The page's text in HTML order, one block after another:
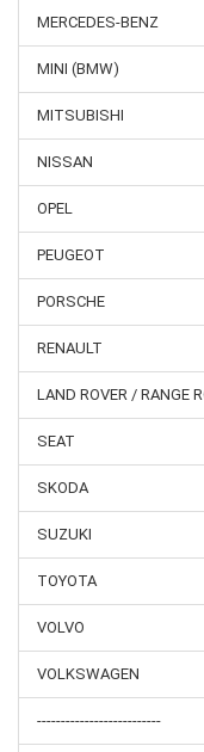
MERCEDES-BENZ
MINI (BMW)
MITSUBISHI
NISSAN
OPEL
PEUGEOT
PORSCHE
RENAULT
LAND ROVER / RANGE
SEAT
SKODA
SUZUKI
TOYOTA
VOLVO
VOLKSWAGEN
--------------------------